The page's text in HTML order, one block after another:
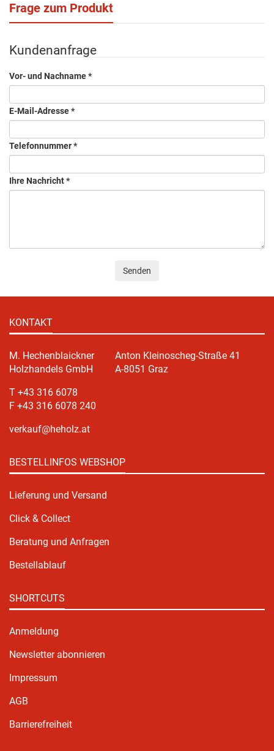
Frage zum Produkt
Kundenanfrage
Vor- und Nachname*
E-Mail-Adresse*
Telefonnummer*
Ihre Nachricht*
Senden
KONTAKT
M. Hechenblaickner
Holzhandels GmbH
Anton Kleinoscheg-Straße 41
A-8051 Graz
T +43 316 6078
F +43 316 6078 240
verkauf@heholz.at
BESTELLINFOS WEBSHOP
Lieferung und Versand
Click & Collect
Beratung und Anfragen
Bestellablauf
SHORTCUTS
Anmeldung
Newsletter abonnieren
Impressum
AGB
Barrierefreiheit